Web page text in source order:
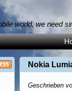
world, we need
Nokia
Geschrieben